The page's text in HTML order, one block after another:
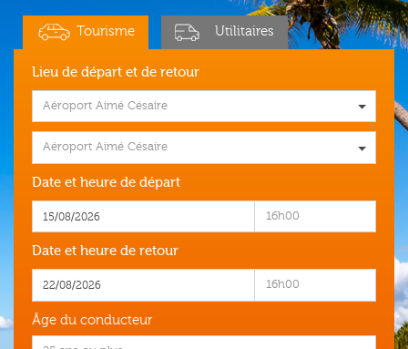
Tourisme Utilitaires
Lieu de départ et de retour
Aéroport Aimé Césaire
Aéroport Aimé Césaire
Date et heure de départ
16h00
Date et heure de retour
16h00
Âge du conducteur